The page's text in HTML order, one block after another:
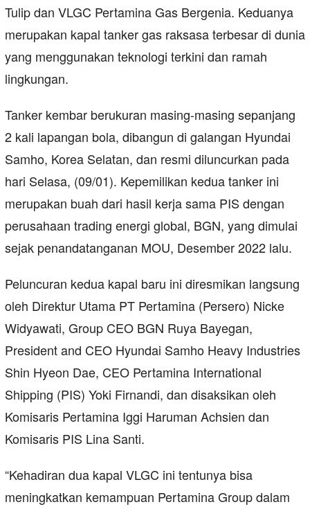
Tulip dan VLGC Pertamina Gas Bergenia. Keduanya
merupakan kapal tanker gas raksasa terbesar di dunia
yang menggunakan teknologi terkini dan ramah
lingkungan.
Tanker kembar berukuran masing-masing sepanjang
2 kali lapangan bola, dibangun di galangan Hyundai
Samho, Korea Selatan, dan resmi diluncurkan pada
hari Selasa, (09/01). Kepemilikan kedua tanker ini
merupakan buah dari hasil kerja sama PIS dengan
perusahaan trading energi global, BGN, yang dimulai
sejak penandatanganan MOU, Desember 2022 lalu.
Peluncuran kedua kapal baru ini diresmikan langsung
oleh Direktur Utama PT Pertamina (Persero) Nicke
Widyawati, Group CEO BGN Ruya Bayegan,
President and CEO Hyundai Samho Heavy Industries
Shin Hyeon Dae, CEO Pertamina International
Shipping (PIS) Yoki Firnandi, dan disaksikan oleh
Komisaris Pertamina Iggi Haruman Achsien dan
Komisaris PIS Lina Santi.
“Kehadiran dua kapal VLGC ini tentunya bisa
meningkatkan kemampuan Pertamina Group dalam